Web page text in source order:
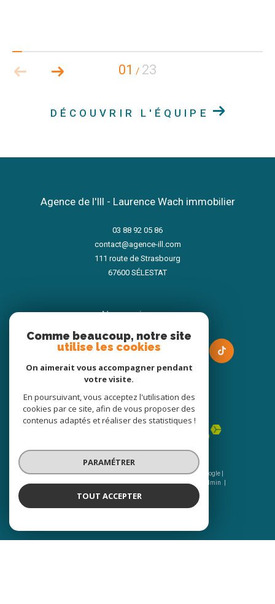
01 / 23
DÉCOUVRIR L'ÉQUIPE
Agence de l'Ill - Laurence Wach immobilier
03 88 92 05 86
contact@agence-ill.com
111 route de Strasbourg
67600
SÉLESTAT
nous suivre sur
Adhérents
© 2026 | Tous droits réservés | Traduction powered by Google |
Nos honoraires
Plan du site Mentions légales
Admin
Comme beaucoup, notre site
utilise les cookies
On aimerait vous accompagner pendant
votre visite.
En poursuivant, vous acceptez l'utilisation des
cookies par ce site, afin de vous proposer des
contenus adaptés et réaliser des statistiques !
PARAMÉTRER
TOUT ACCEPTER